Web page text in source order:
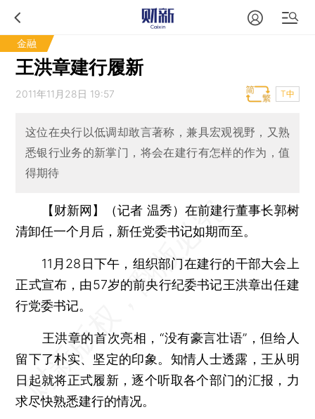
金融
王洪章建行履新
2011年11月28日 19:57 T中
这位在央行以低调却敢言著称，兼具宏观视野，又熟
悉银行业务的新掌门，将会在建行有怎样的作为，值
得期待
【财新网】（记者 温秀） 在前建行董事长郭树
清卸任一个月后，新任党委书记如期而至。
11月28日下午，组织部门在建行的干部大会上
正式宣布，由57岁的前央行纪委书记王洪章出任建
行党委书记。
王洪章的首次亮相，“没有豪言壮语”，但给人
留下了朴实、坚定的印象。知情人士透露，王从明
日起就将正式履新，逐个听取各个部门的汇报，力
求尽快熟悉建行的情况。